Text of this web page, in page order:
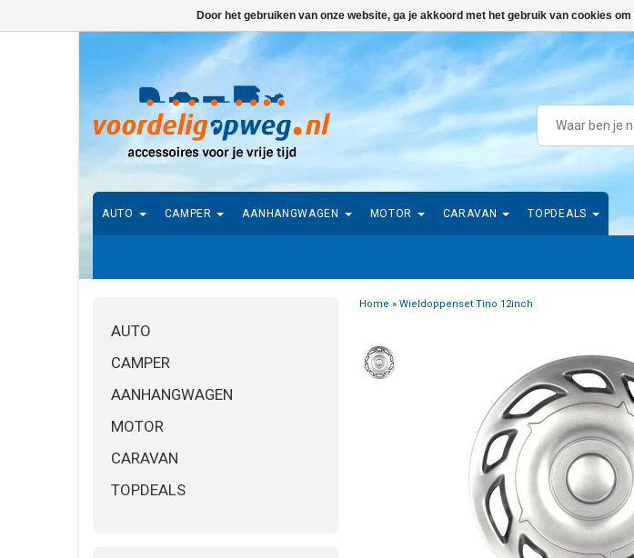
AUTO CAMPER AANHANGWAGEN MOTOR CARAVAN TOPDEALS
AUTO
CAMPER
AANHANGWAGEN
MOTOR
CARAVAN
TOPDEALS
Home » Wieldoppenset Tino 12inch
Door het gebruiken van onze website, ga je akkoord met het gebruik van cookies